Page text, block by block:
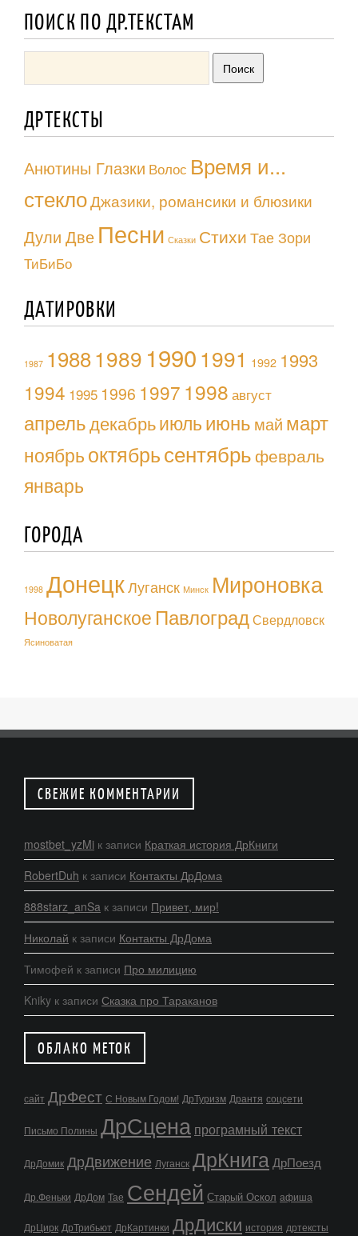
ПОИСК ПО ДР.ТЕКСТАМ
ДРТЕКСТЫ
Анютины Глазки Волос Время и...
стеклоДжазики, романсики и блюзики
Дули Две Песни Сказки СтихиТае Зори
ТиБиБо
ДАТИРОВКИ
1987 19881989 19901991 1992 1993
1994 1995 1996 1997 1998 август
апрельдекабрьиюльиюнь май март
ноябрьоктябрьсентябрьфевраль
январь
ГОРОДА
1998 ДонецкЛуганск Минск Мироновка
Новолуганское ПавлоградСвердловск
Ясиноватая
СВЕЖИЕ КОММЕНТАРИИ
mostbet_yzMi к записи Краткая история ДрКниги
RobertDuh к записи Контакты ДрДома
888starz_anSa к записи Привет, мир!
Николай к записи Контакты ДрДома
Тимофей к записи Про милицию
Kniky к записи Сказка про Тараканов
ОБЛАКО МЕТОК
сайт ДрФест С Новым Годом! ДрТуризм Дрантя соцсети
Письмо Полины ДрСцена програмный текст
ДрДомик ДрДвижение Луганск ДрКнига ДрПоезд
Др.Феньки ДрДом Тае Сендей Старый Оскол афиша
ДрЦирк ДрТрибьют ДрКартинки ДрДиски история дртексты